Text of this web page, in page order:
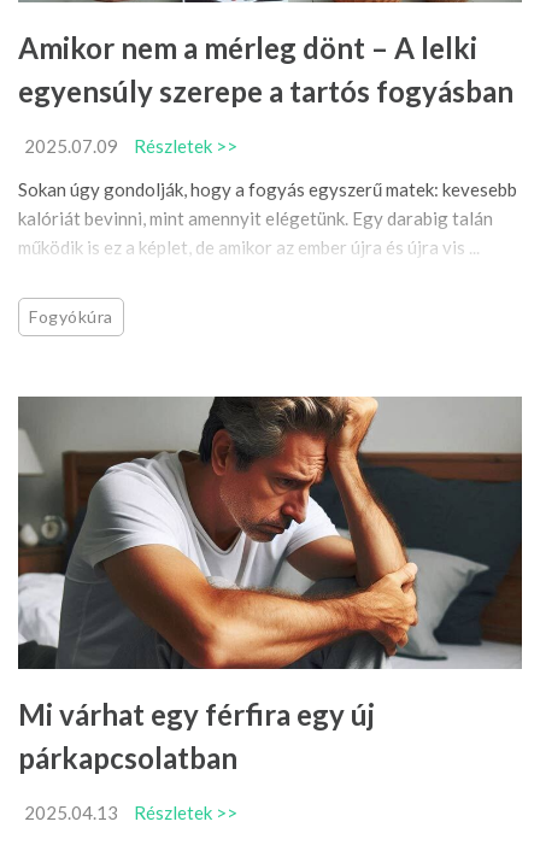
Amikor nem a mérleg dönt – A lelki
egyensúly szerepe a tartós fogyásban
2025.07.09
Részletek >>
Sokan úgy gondolják, hogy a fogyás egyszerű matek: kevesebb
kalóriát bevinni, mint amennyit elégetünk. Egy darabig talán
működik is ez a képlet, de amikor az ember újra és újra vis ...
Fogyókúra
Mi várhat egy férfira egy új
párkapcsolatban
2025.04.13
Részletek >>